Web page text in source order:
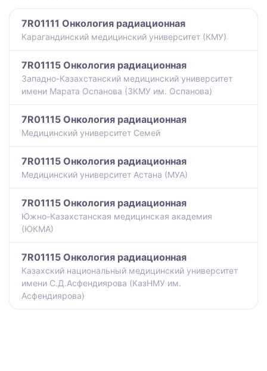
7R01111 Онкология радиационная
Карагандинский медицинский университет (КМУ)
7R01115 Онкология радиационная
Западно-Казахстанский медицинский университет
имени Марата Оспанова (ЗКМУ им. Оспанова)
7R01115 Онкология радиационная
Медицинский университет Семей
7R01115 Онкология радиационная
Медицинский университет Астана (МУА)
7R01115 Онкология радиационная
Южно-Казахстанская медицинская академия
(ЮКМА)
7R01115 Онкология радиационная
Казахский национальный медицинский университет
имени С.Д.Асфендиярова (КазНМУ им.
Асфендиярова)